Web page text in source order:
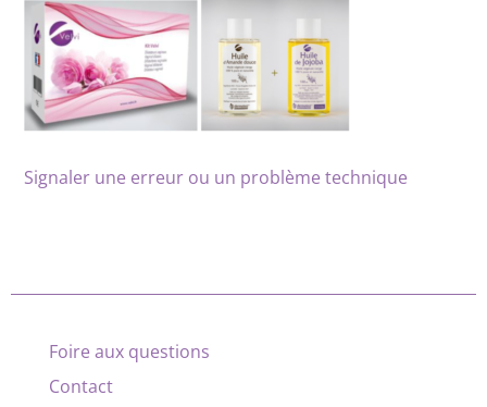
Signaler une erreur ou un problème technique
Foire aux questions
Contact